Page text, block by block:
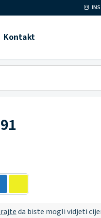
Kontakt
da biste mogli vidjeti